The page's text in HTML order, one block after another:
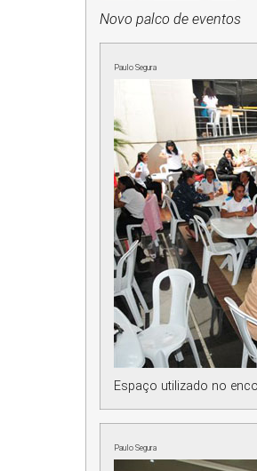
Novo palco de eventos
Paulo Segura
Espaço utilizado no
Paulo Segura